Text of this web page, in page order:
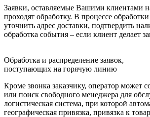
Заявки, оставляемые Вашими клиентами
проходят обработку. В процессе
уточнить адрес доставки, подтвердить
обработка события – если клиент делает
Обработка и распределение заявок,
поступающих на горячую линию
Кроме звонка заказчику, оператор может
или поиск свободного менеджера для
логистическая система, при которой
географическая привязка, привязка к